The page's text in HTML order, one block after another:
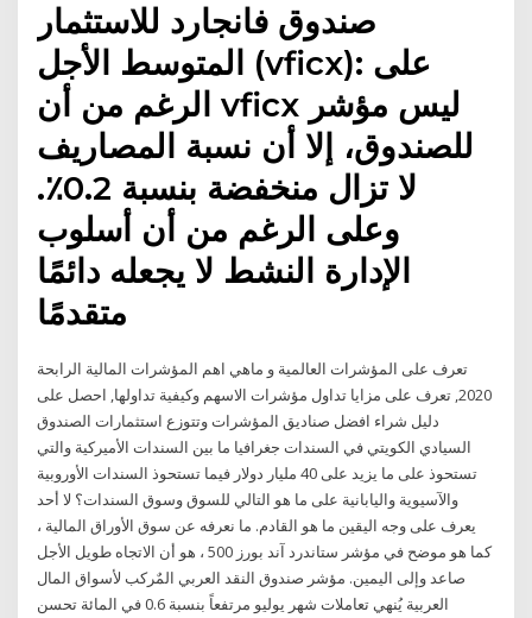
صندوق فانجارد للاستثمار
المتوسط الأجل (vficx): على
الرغم من أن vficx ليس مؤشر
للصندوق، إلا أن نسبة المصاريف
لا تزال منخفضة بنسبة 0.2٪.
وعلى الرغم من أن أسلوب
الإدارة النشط لا يجعله دائمًا
متقدمًا
تعرف على المؤشرات العالمية و ماهي اهم المؤشرات المالية الرابحة
2020, تعرف على مزايا تداول مؤشرات الاسهم وكيفية تداولها, احصل على
دليل شراء افضل صناديق المؤشرات وتتوزع استثمارات الصندوق
السيادي الكويتي في السندات جغرافيا ما بين السندات الأميركية والتي
تستحوذ على ما يزيد على 40 مليار دولار فيما تستحوذ السندات الأوروبية
والآسيوية واليابانية على ما هو التالي للسوق وسوق السندات؟ لا أحد
يعرف على وجه اليقين ما هو القادم. ما نعرفه عن سوق الأوراق المالية ،
كما هو موضح في مؤشر ستاندرد آند بورز 500 ، هو أن الاتجاه طويل الأجل
صاعد وإلى اليمين. مؤشر صندوق النقد العربي المٌركب لأسواق المال
العربية يُنهي تعاملات شهر يوليو مرتفعاً بنسبة 0.6 في المائة تحسن